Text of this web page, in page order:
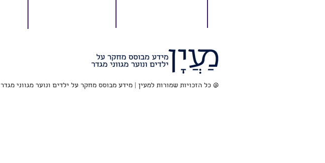
@ כל הזכויות שמורות למעין | מידע מבוסס מחקר על ילדים ונוער מגווני מגדר 2023